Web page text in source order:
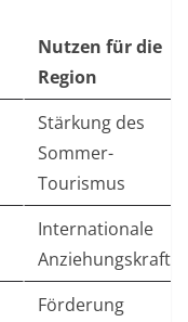
Nutzen für die
Region
Stärkung des
Sommer-
Tourismus
Internationale
Anziehungskraft
Förderung